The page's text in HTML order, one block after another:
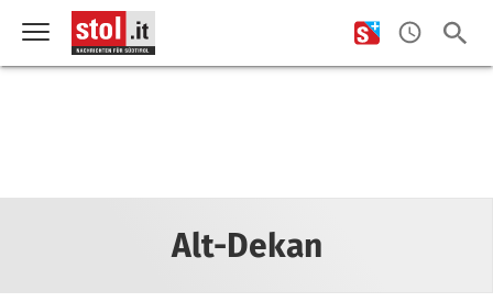
Alt-Dekan